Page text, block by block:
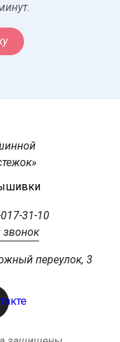
31-10
звонок
переулок, 3